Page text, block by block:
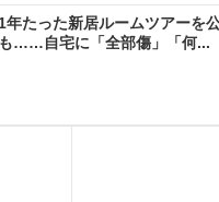
年たった新居ルームツアーを
……自宅に「全部傷」「何...